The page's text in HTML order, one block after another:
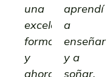
una
excelente
formación
y
ahora
aprendí
a
enseñar
y a
soñar.